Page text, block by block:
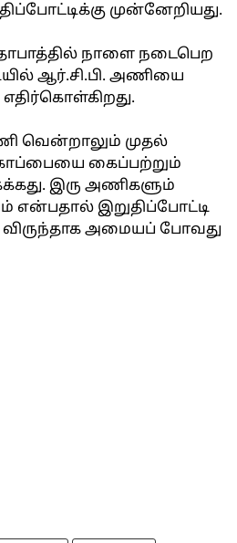
முன்னேறியது.
நாளை நடைபெற
ஆர்.சி.பி. அணியை
வென்றாலும் முதல்
கைப்பற்றும்
இரு அணிகளும்
என்பதால் இறுதிப்போட்டி
விருந்தாக அமையப் போவது